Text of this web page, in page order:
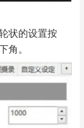
状的设置按
。